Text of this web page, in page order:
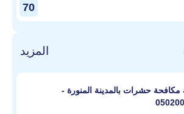
70
المزيد
حشرات بالمدينة المنورة -